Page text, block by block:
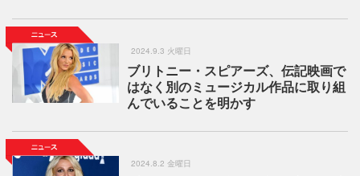
2024.9.3 火曜日
ブリトニー・スピアーズ、伝記映画で
はなく別のミュージカル作品に取り組
んでいることを明かす
2024.8.2 金曜日